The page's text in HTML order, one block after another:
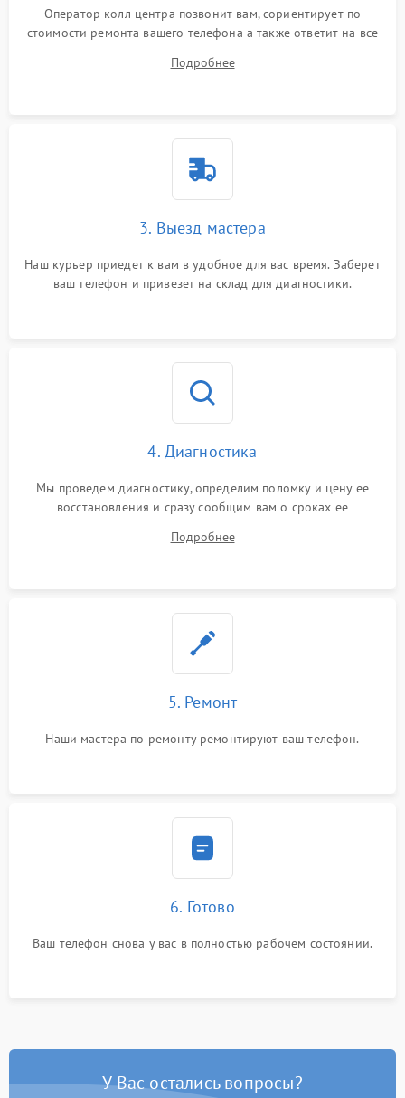
Оператор колл центра позвонит вам, сориентирует по
стоимости ремонта вашего телефона а также ответит на все
Подробнее
3. Выезд мастера
Наш курьер приедет к вам в удобное для вас время. Заберет
ваш телефон и привезет на склад для диагностики.
4. Диагностика
Мы проведем диагностику, определим поломку и цену ее
восстановления и сразу сообщим вам о сроках ее
Подробнее
5. Ремонт
Наши мастера по ремонту ремонтируют ваш телефон.
6. Готово
Ваш телефон снова у вас в полностью рабочем состоянии.
У Вас остались вопросы?